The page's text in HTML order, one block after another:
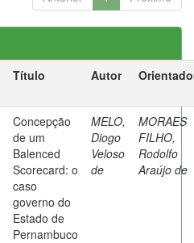
Título Autor
Concepção
de um
Balenced
Scorecard: o
caso
governo do
Estado de
Pernambuco
MELO,
Diogo
Veloso
de
MORAES
FILHO,
Rodolfo
Araújo de